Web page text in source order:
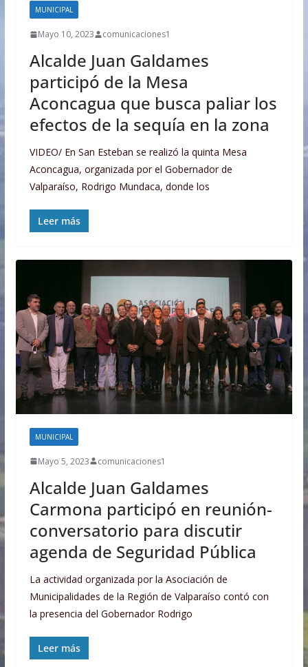
MUNICIPAL
Mayo 10, 2023 comunicaciones1
Alcalde Juan Galdames
participó de la Mesa
Aconcagua que busca paliar los
efectos de la sequía en la zona
VIDEO/ En San Esteban se realizó la quinta Mesa
Aconcagua, organizada por el Gobernador de
Valparaíso, Rodrigo Mundaca, donde los
Leer más
MUNICIPAL
Mayo 5, 2023 comunicaciones1
Alcalde Juan Galdames
Carmona participó en reunión-
conversatorio para discutir
agenda de Seguridad Pública
La actividad organizada por la Asociación de
Municipalidades de la Región de Valparaíso contó con
la presencia del Gobernador Rodrigo
Leer más